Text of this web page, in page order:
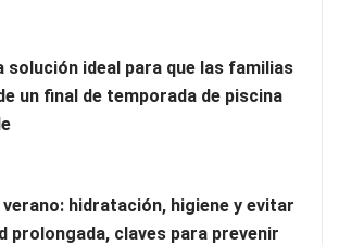
solución ideal para que las familias
un final de temporada de piscina
hidratación, higiene y evitar
prolongada, claves para prevenir